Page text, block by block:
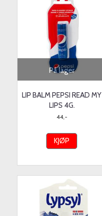
På lager
LIP BALM PEPSI READ MY
LIPS 4G.
44,-
KJØP